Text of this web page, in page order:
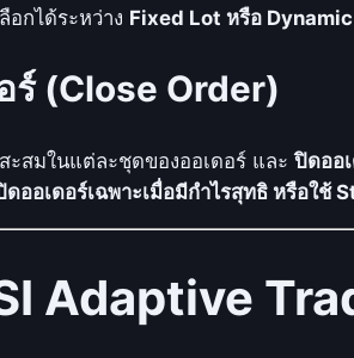
อกได้ระหว่าง Fixed Lot หรือ
ร์ (Close Order)
ะสมในแต่ละชุดของออเดอร์ และปิดออ
ดออเดอร์เฉพาะเมื่อมีกำไรสุทธิ หรือใช้
Adaptive